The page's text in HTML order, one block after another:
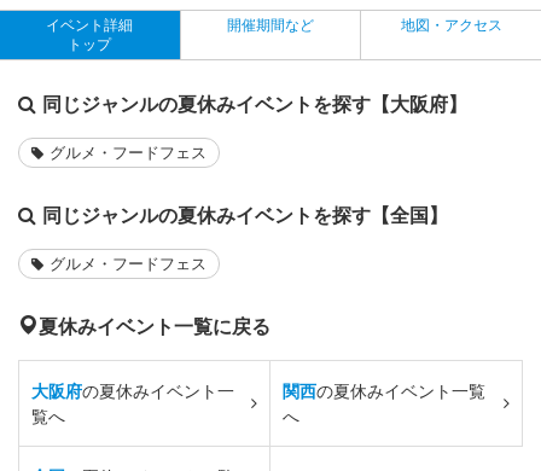
イベント詳細
トップ
開催期間など 地図・アクセス
同じジャンルの夏休みイベントを探す【大阪府】
グルメ・フードフェス
同じジャンルの夏休みイベントを探す【全国】
グルメ・フードフェス
夏休みイベント一覧に戻る
大阪府の夏休みイベント一
覧へ
関西の夏休みイベント一覧
へ